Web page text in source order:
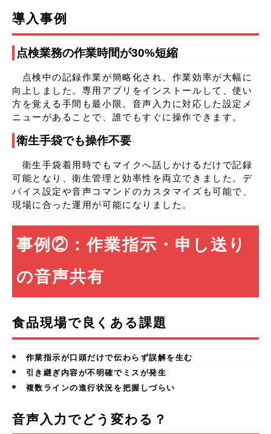
導入事例
点検業務の作業時間が30%短縮
点検中の記録作業が簡略化され、作業効率が大幅に
向上しました。専用アプリをインストールして、使い
方を覚える手間も最小限。音声入力に対応した設定メ
ニューがあることで、誰でもすぐに操作できます。
衛生手袋でも操作不要
衛生手袋着用時でもマイクへ話しかけるだけで記録
可能となり、衛生管理と効率性を両立できました。デ
バイス設定や音声コマンドのカスタマイズも可能で、
現場に合った運用が可能になりました。
事例②：作業指示・申し送り
の音声共有
食品現場で良くある課題
作業指示が口頭だけで伝わらず誤解を生む
引き継ぎ内容が不明確でミスが発生
複数ラインの進行状況を把握しづらい
音声入力でどう変わる？